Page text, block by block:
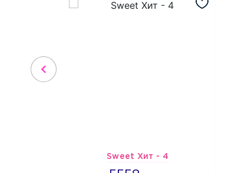
Sweet Хит - 4
5558